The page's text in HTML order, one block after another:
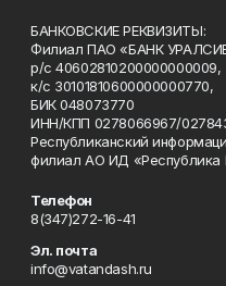
БАНКОВСКИЕ РЕКВИЗИТЫ:
Филиал ПАО «БАНК
р/с 40602810200000000009,
к/с 30101810600000000770,
БИК 048073770
ИНН/КПП 0278066967/
Республиканский
филиал АО ИД «Республика
Телефон
8(347)272-16-41
Эл. почта
info@vatandash.ru